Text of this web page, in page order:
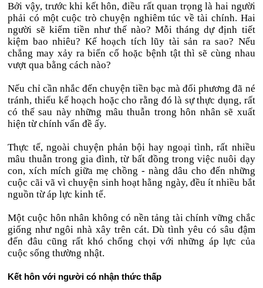
Bởi vậy, trước khi kết hôn, điều rất quan trọng là hai người
phải có một cuộc trò chuyện nghiêm túc về tài chính. Hai
người sẽ kiếm tiền như thế nào? Mỗi tháng dự định tiết
kiệm bao nhiêu? Kế hoạch tích lũy tài sản ra sao? Nếu
chẳng may xảy ra biến cố hoặc bệnh tật thì sẽ cùng nhau
vượt qua bằng cách nào?
Nếu chỉ cần nhắc đến chuyện tiền bạc mà đối phương đã né
tránh, thiếu kế hoạch hoặc cho rằng đó là sự thực dụng, rất
có thể sau này những mâu thuẫn trong hôn nhân sẽ xuất
hiện từ chính vấn đề ấy.
Thực tế, ngoài chuyện phản bội hay ngoại tình, rất nhiều
mâu thuẫn trong gia đình, từ bất đồng trong việc nuôi dạy
con, xích mích giữa mẹ chồng - nàng dâu cho đến những
cuộc cãi vã vì chuyện sinh hoạt hằng ngày, đều ít nhiều bắt
nguồn từ áp lực kinh tế.
Một cuộc hôn nhân không có nền tảng tài chính vững chắc
giống như ngôi nhà xây trên cát. Dù tình yêu có sâu đậm
đến đâu cũng rất khó chống chọi với những áp lực của
cuộc sống thường nhật.
Kết hôn với người có nhận thức thấp